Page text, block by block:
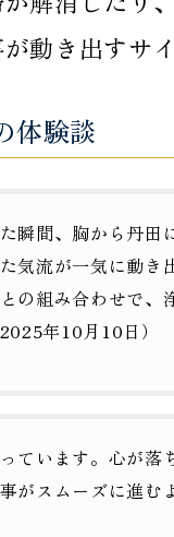
動き出すサ
体験談
た瞬間、胸から丹
気流が一気に動き
の組み合わせで、
年10月10日）
ています。心が落
がスムーズに進む